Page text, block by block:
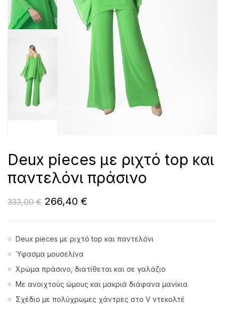
Deux pieces με ριχτό top και
παντελόνι πράσινο
333,00€ 266,40 €
Deux pieces με ριχτό top και παντελόνι
Ύφασμα μουσελίνα
Χρώμα πράσινο, διατίθεται και σε γαλάζιο
Με ανοιχτούς ώμους και μακριά διάφανα μανίκια
Σχέδιο με πολύχρωμες χάντρες στο V ντεκολτέ